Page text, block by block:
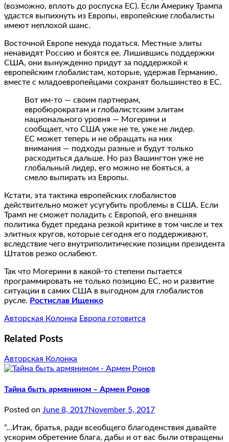
(возможно, вплоть до роспуска ЕС). Если Америку Трампа
удастся выпихнуть из Европы, европейские глобалисты
имеют неплохой шанс.
Восточной Европе некуда податься. Местные элиты
ненавидят Россию и боятся ее. Лишившись поддержки
США, они вынужденно придут за поддержкой к
европейским глобалистам, которые, удержав Германию,
вместе с младоевропейцами сохранят большинство в ЕС.
Вот им-то — своим партнерам,
евробюрократам и глобалистским элитам
национального уровня — Могерини и
сообщает, что США уже не те, уже не лидер.
ЕС может теперь и не обращать на них
внимания — подходы разные и будут только
расходиться дальше. Но раз Вашингтон уже не
глобальный лидер, его можно не бояться, а
смело выпирать из Европы.
Кстати, эта тактика европейских глобалистов
действительно может усугубить проблемы в США. Если
Трамп не сможет поладить с Европой, его внешняя
политика будет предана резкой критике в том числе и тех
элитных кругов, которые сегодня его поддерживают,
вследствие чего внутриполитические позиции президента
Штатов резко ослабеют.
Так что Могерини в какой-то степени пытается
программировать не только позицию ЕС, но и развитие
ситуации в самих США в выгодном для глобалистов
русле. Ростислав Ищенко
Авторская Колонка Европа готовится
Related Posts
Авторская Колонка
Тайна быть армянином – Армен Ронов
Posted on June 8, 2017November 5, 2017
“…Итак, братья, ради всеобщего благоденствия давайте
ускорим обретение блага, дабы и от вас были отвращены